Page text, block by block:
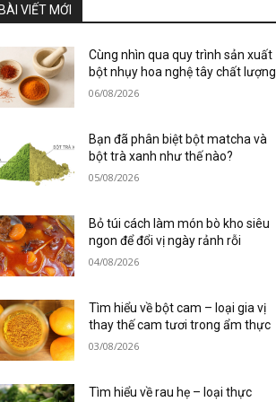
VIẾT MỚI
Cùng nhìn qua quy trình sản xuất
bột nhụy hoa nghệ tây chất lượng
06/08/2026
Bạn đã phân biệt bột matcha và
bột trà xanh như thế nào?
05/08/2026
Bỏ túi cách làm món bò kho siêu
ngon để đổi vị ngày rảnh rỗi
04/08/2026
Tìm hiểu về bột cam – loại gia vị
thay thế cam tươi trong ẩm thực
03/08/2026
Tìm hiểu về rau hẹ – loại thực